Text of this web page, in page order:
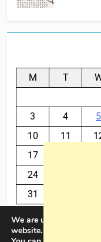
M T
3
4 5
10
11
17
24
31
We are using cookies
website.